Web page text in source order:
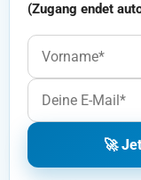
(Zugang endet
🚀